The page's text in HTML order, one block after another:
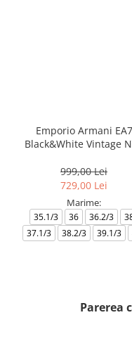
Emporio Armani EA7
Black&White Vintage
999,00 Lei
729,00 Lei
Marime:
35.1/3 36 36.2/3
37.1/3
38.2/3 39.1/3
Parerea